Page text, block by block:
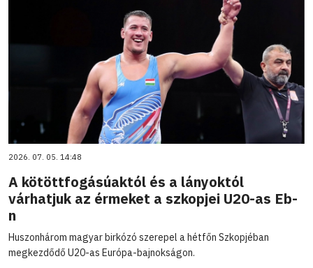
2026. 07. 05. 14:48
A kötöttfogásúaktól és a lányoktól
várhatjuk az érmeket a szkopjei U20-as Eb-
n
Huszonhárom magyar birkózó szerepel a hétfőn Szkopjéban
megkezdődő U20-as Európa-bajnokságon.